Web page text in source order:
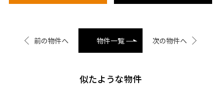
前の物件へ 物件一覧 次の物件へ
似たような物件